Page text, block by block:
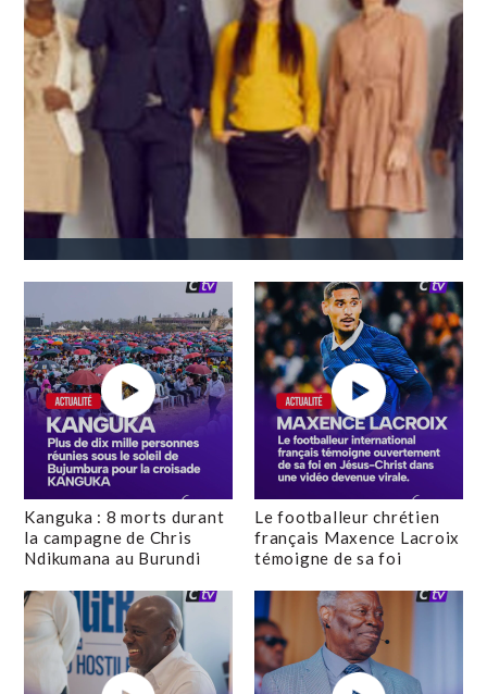
Kanguka : 8 morts durant
la campagne de Chris
Ndikumana au Burundi
Le footballeur chrétien
français Maxence Lacroix
témoigne de sa foi